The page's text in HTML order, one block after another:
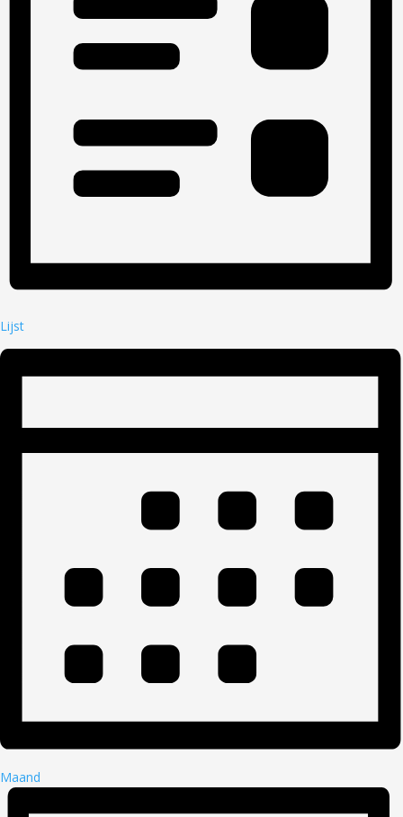
Lijst
Maand